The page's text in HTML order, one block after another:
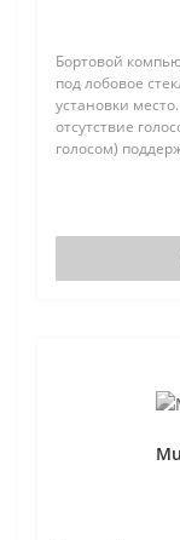
Бортовой
под лобовое
установки
отсутствие
голосом)